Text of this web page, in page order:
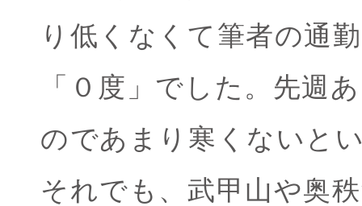
り低くなくて筆者の通
「０度」でした。先週
のであまり寒くないと
それでも、武甲山や奥